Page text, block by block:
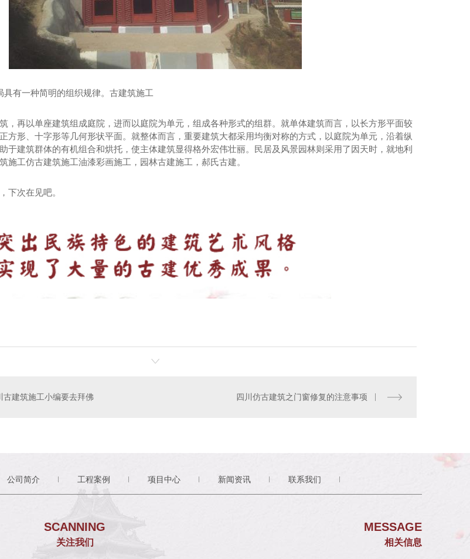
有一种简明的组织规律。古建筑施工
，再以单座建筑组成庭院，进而以庭院为单元，组成各种形式的组群。就单体建筑而言，以长方形平面较
方形、十字形等几何形状平面。就整体而言，重要建筑大都采用均衡对称的方式，以庭院为单元，沿着纵
于建筑群体的有机组合和烘托，使主体建筑显得格外宏伟壮丽。民居及风景园林则采用了因天时，就地利
施工仿古建筑施工油漆彩画施工，园林古建施工，郝氏古建。
下次在见吧。
古建筑施工小编要去拜佛 四川仿古建筑之门窗修复的注意事项
公司简介 工程案例 项目中心 新闻资讯 联系我们
SCANNING
关注我们
MESSAGE
相关信息